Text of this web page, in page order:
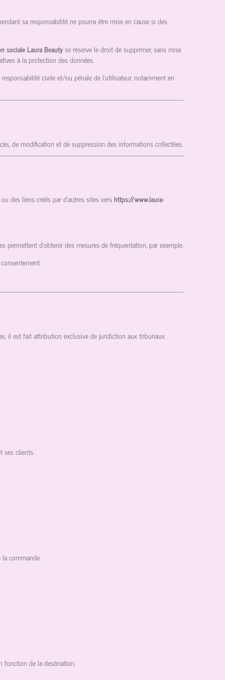
sa responsabilité ne pourra être mise en cause si des
sociale Laura Beautyse réserve le droit de supprimer, sans mise
à la protection des données.
civile et/ou pénale de l’utilisateur, notamment en
de modification et de suppression des informations collectées.
des liens créés par d’autres sites vershttps://www.laura-
permettent d'obtenir des mesures de fréquentation, par exemple.
il est fait attribution exclusive de juridiction aux tribunaux
ses clients.
commande.
fonction de la destination.